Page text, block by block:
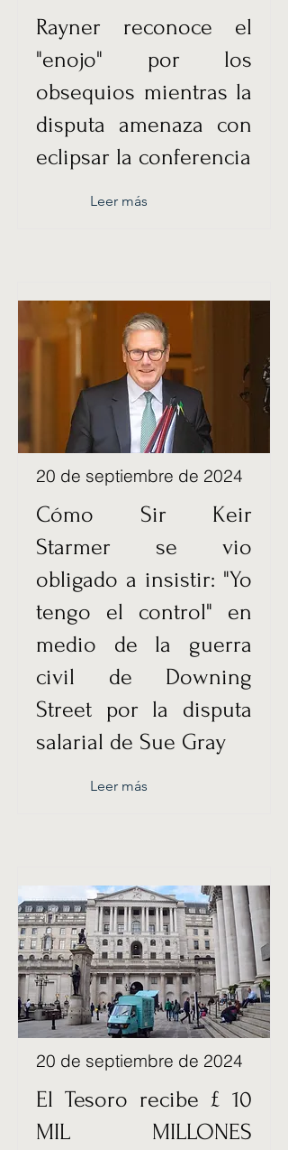
Rayner reconoce el
"enojo" por los
obsequios mientras la
disputa amenaza con
eclipsar la conferencia
Leer más
20 de septiembre de 2024
Cómo Sir Keir
Starmer se vio
obligado a insistir: "Yo
tengo el control" en
medio de la guerra
civil de Downing
Street por la disputa
salarial de Sue Gray
Leer más
20 de septiembre de 2024
El Tesoro recibe £ 10
MIL MILLONES